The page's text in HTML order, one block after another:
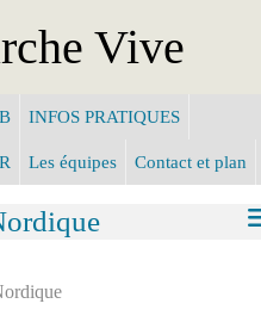
Vive
INFOS PRATIQUES
Les équipes Contact et plan